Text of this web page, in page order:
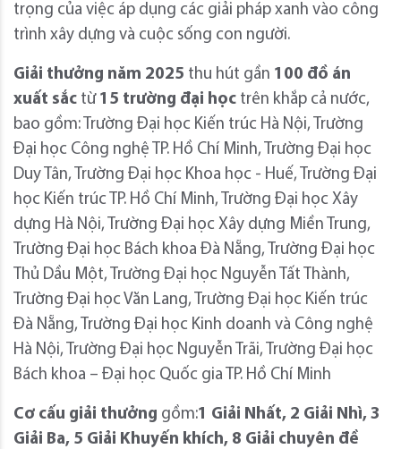
trọng của việc áp dụng các giải pháp xanh vào công
trình xây dựng và cuộc sống con người.
Giải thưởng năm 2025 thu hút gần 100 đồ án
xuất sắc từ 15 trường đại học trên khắp cả nước,
bao gồm: Trường Đại học Kiến trúc Hà Nội, Trường
Đại học Công nghệ TP. Hồ Chí Minh, Trường Đại học
Duy Tân, Trường Đại học Khoa học - Huế, Trường Đại
học Kiến trúc TP. Hồ Chí Minh, Trường Đại học Xây
dựng Hà Nội, Trường Đại học Xây dựng Miền Trung,
Trường Đại học Bách khoa Đà Nẵng, Trường Đại học
Thủ Dầu Một, Trường Đại học Nguyễn Tất Thành,
Trường Đại học Văn Lang, Trường Đại học Kiến trúc
Đà Nẵng, Trường Đại học Kinh doanh và Công nghệ
Hà Nội, Trường Đại học Nguyễn Trãi, Trường Đại học
Bách khoa – Đại học Quốc gia TP. Hồ Chí Minh
Cơ cấu giải thưởng gồm:1 Giải Nhất, 2 Giải Nhì, 3
Giải Ba, 5 Giải Khuyến khích, 8 Giải chuyên đề